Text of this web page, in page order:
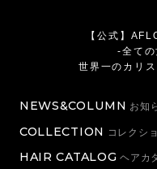
【公式】
-全ての
世界一のカリ
NEWS&COLUMN お知
COLLECTION コレクシ
HAIR CATALOG ヘアカ